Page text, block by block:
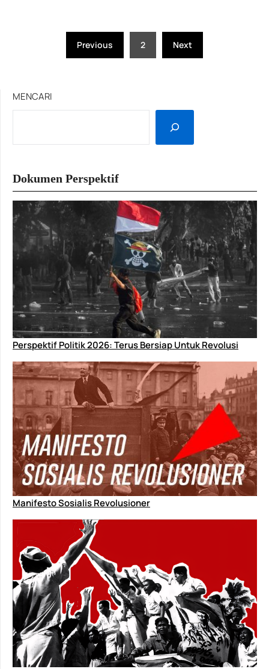
Previous 2 Next
MENCARI
Dokumen Perspektif
Perspektif Politik 2026: Terus Bersiap Untuk Revolusi
Manifesto Sosialis Revolusioner